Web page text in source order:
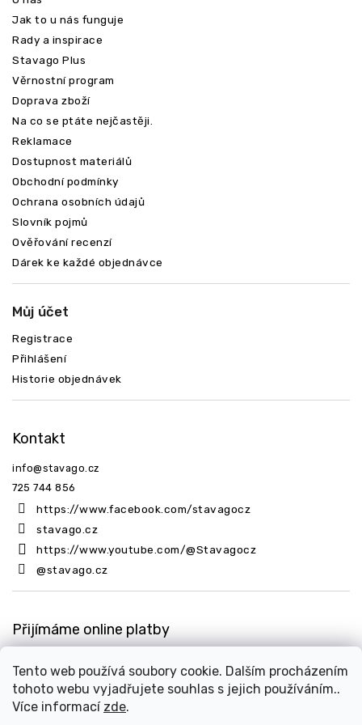
Tento web používá soubory cookie. Dalším procházením
tohoto webu vyjadřujete souhlas s jejich používáním..
Více informací zde.
Jak to u nás funguje
Rady a inspirace
Stavago Plus
Věrnostní program
Doprava zboží
Na co se ptáte nejčastěji.
Reklamace
Dostupnost materiálů
Obchodní podmínky
Ochrana osobních údajů
Slovník pojmů
Ověřování recenzí
Dárek ke každé objednávce
Můj účet
Registrace
Přihlášení
Historie objednávek
Kontakt
info@stavago.cz
725 744 856
https://www.facebook.com/stavagocz
stavago.cz
https://www.youtube.com/@Stavagocz
@stavago.cz
Přijímáme online platby